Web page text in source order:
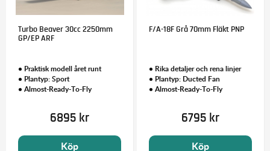
Turbo Beaver 30cc 2250mm
GP/EP ARF
• Praktisk modell året runt
• Plantyp: Sport
• Almost-Ready-To-Fly
6895 kr
Köp
F/A-18F Grå 70mm Fläkt PNP
• Rika detaljer och rena linjer
• Plantyp: Ducted Fan
• Almost-Ready-To-Fly
6795 kr
Köp